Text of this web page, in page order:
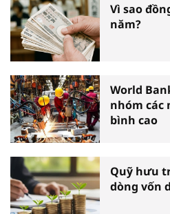
Vì sao
năm?
World
nhóm các
bình cao
Quỹ hưu
dòng vốn